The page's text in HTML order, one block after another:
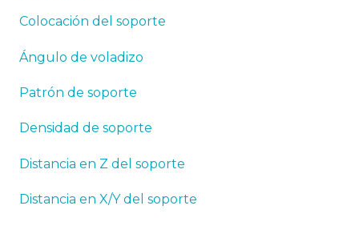
Colocación del soporte
Ángulo de voladizo
Patrón de soporte
Densidad de soporte
Distancia en Z del soporte
Distancia en X/Y del soporte